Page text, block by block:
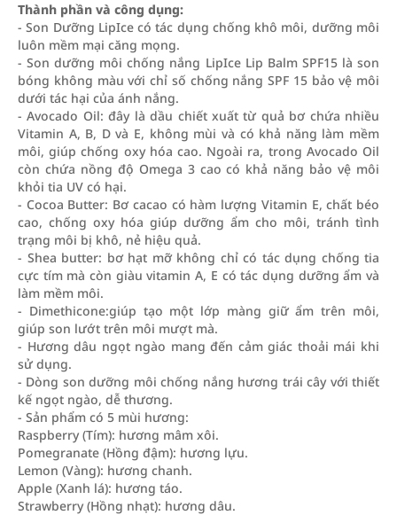
Thành phần và công dụng:
- Son Dưỡng LipIce có tác dụng chống khô môi, dưỡng môi
luôn mềm mại căng mọng.
- Son dưỡng môi chống nắng LipIce Lip Balm SPF15 là son
bóng không màu với chỉ số chống nắng SPF 15 bảo vệ môi
dưới tác hại của ánh nắng.
- Avocado Oil: đây là dầu chiết xuất từ quả bơ chứa nhiều
Vitamin A, B, D và E, không mùi và có khả năng làm mềm
môi, giúp chống oxy hóa cao. Ngoài ra, trong Avocado Oil
còn chứa nồng độ Omega 3 cao có khả năng bảo vệ môi
khỏi tia UV có hại.
- Cocoa Butter: Bơ cacao có hàm lượng Vitamin E, chất béo
cao, chống oxy hóa giúp dưỡng ẩm cho môi, tránh tình
trạng môi bị khô, nẻ hiệu quả.
- Shea butter: bơ hạt mỡ không chỉ có tác dụng chống tia
cực tím mà còn giàu vitamin A, E có tác dụng dưỡng ẩm và
làm mềm môi.
- Dimethicone:giúp tạo một lớp màng giữ ẩm trên môi,
giúp son lướt trên môi mượt mà.
- Hương dâu ngọt ngào mang đến cảm giác thoải mái khi
sử dụng.
- Dòng son dưỡng môi chống nắng hương trái cây với thiết
kế ngọt ngào, dễ thương.
- Sản phẩm có 5 mùi hương:
Raspberry (Tím): hương mâm xôi.
Pomegranate (Hồng đậm): hương lựu.
Lemon (Vàng): hương chanh.
Apple (Xanh lá): hương táo.
Strawberry (Hồng nhạt): hương dâu.